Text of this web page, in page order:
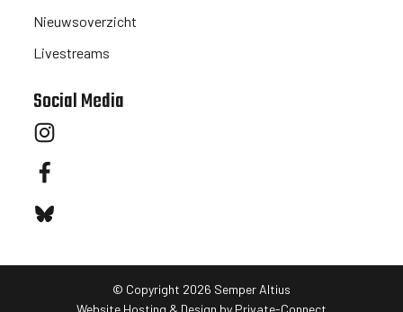
Nieuwsoverzicht
Livestreams
Social Media
© Copyright 2026 Semper Altius
Website Hosting & Design by Private-Connect